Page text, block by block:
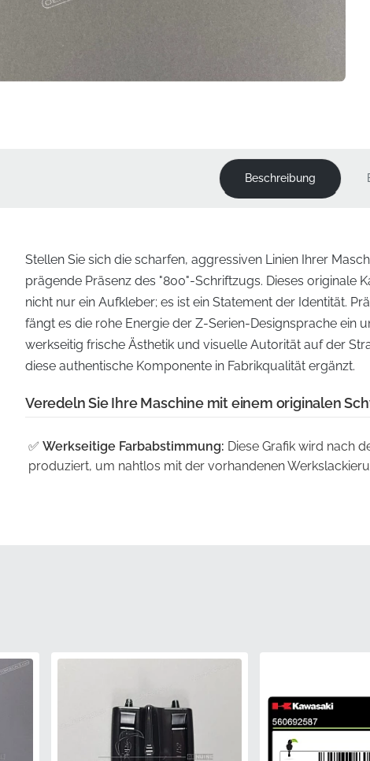
Beschreibung
Stellen Sie sich die scharfen, aggressiven Linien Ihrer
prägende Präsenz des "800"-Schriftzugs. Dieses originale
nicht nur ein Aufkleber; es ist ein Statement der Identität.
fängt es die rohe Energie der Z-Serien-Designsprache ein
werkseitig frische Ästhetik und visuelle Autorität auf der
diese authentische Komponente in Fabrikqualität ergänzt.
Veredeln Sie Ihre Maschine mit einem originalen
✅ Werkseitige Farbabstimmung: Diese Grafik wird nach
produziert, um nahtlos mit der vorhandenen
✅ Offizieller Vertrieb:Direkt über autorisierte
Strenge Qualitätskontrolle:
Jeder Aufkleber durchläuft
an einem brandneuen Motorrad montiert werden, um
Einheit zu gewährleisten.